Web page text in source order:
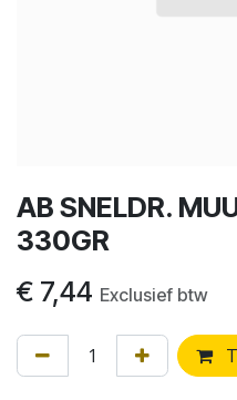
AB SNELDR.
330GR
€ 7,44 Exclusief btw